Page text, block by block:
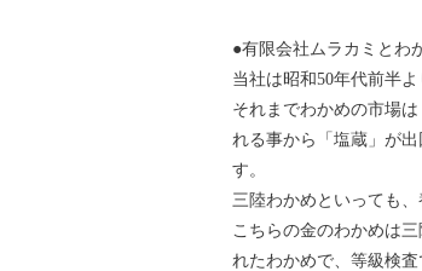
●有限会社ムラカミとわ
当社は昭和50年代前半
それまでわかめの市場
れる事から「塩蔵」が
す。
三陸わかめといっても
こちらの金のわかめは
れたわかめで、等級検